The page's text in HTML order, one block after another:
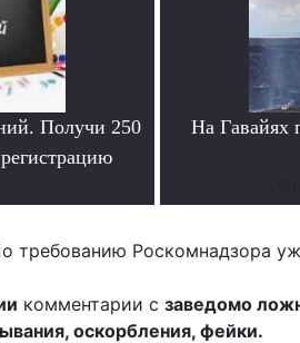
Получи 250
На Гавайях
требованию Роскомнадзора
комментарии с заведомо
оскорбления, фейки.